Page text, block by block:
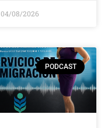
04/08/2026
PODCAST